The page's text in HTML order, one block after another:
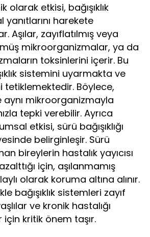
olarak etkisi, bağışıklık
harekete
Aşılar, zayıflatılmış veya
mikroorganizmalar, ya da
toksinlerini içerir. Bu
sistemini uyarmakta ve
tetiklemektedir. Böylece,
mikroorganizmayla
tepki verebilir. Ayrıca
etkisi, sürü bağışıklığı
belirginleşir. Sürü
bireylerin hastalık yayıcısı
için, aşılanmamış
olarak koruma altına alınır.
bağışıklık sistemleri zayıf
ve kronik hastalığı
kritik önem taşır.